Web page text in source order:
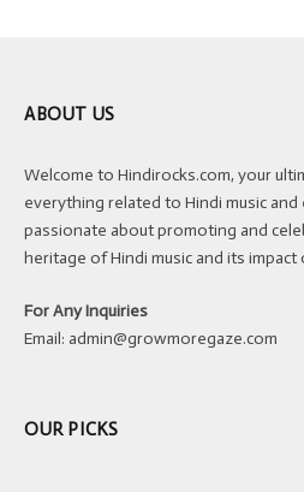
ABOUT US
Welcome to Hindirocks.com, your
everything related to Hindi music
passionate about promoting and
heritage of Hindi music and its impact
For Any Inquiries
Email: admin@growmoregaze.com
OUR PICKS